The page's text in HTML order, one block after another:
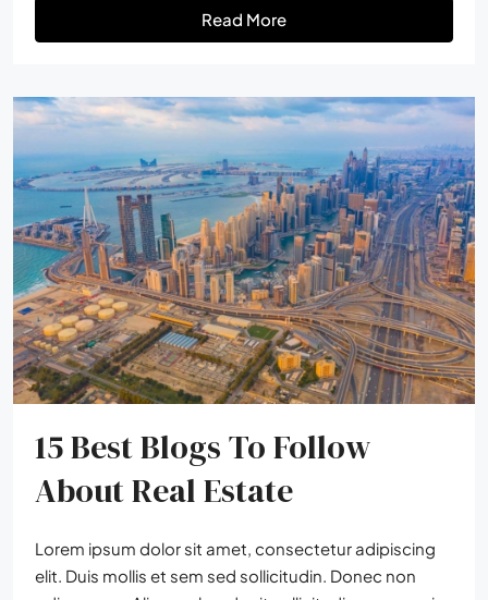
Read More
15 Best Blogs To Follow
About Real Estate
Lorem ipsum dolor sit amet, consectetur adipiscing
elit. Duis mollis et sem sed sollicitudin. Donec non